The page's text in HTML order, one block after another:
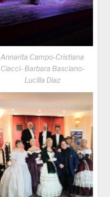
Annarita Campo-Cristiana
Ciacci- Barbara Basciano-
Lucilla Diaz